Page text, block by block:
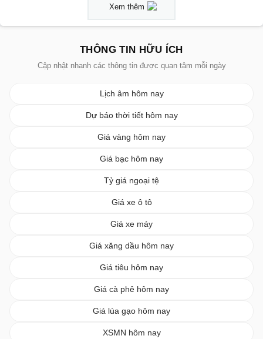
Xem thêm
THÔNG TIN HỮU ÍCH
Cập nhật nhanh các thông tin được quan tâm mỗi ngày
Lịch âm hôm nay
Dự báo thời tiết hôm nay
Giá vàng hôm nay
Giá bạc hôm nay
Tỷ giá ngoại tệ
Giá xe ô tô
Giá xe máy
Giá xăng dầu hôm nay
Giá tiêu hôm nay
Giá cà phê hôm nay
Giá lúa gạo hôm nay
XSMN hôm nay